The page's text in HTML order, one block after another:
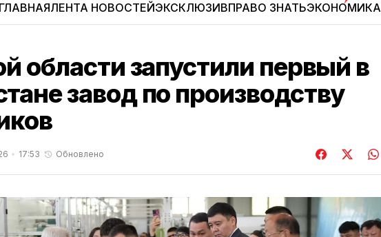
Economist.kg
ГЛАВНАЯЛЕНТА НОВОСТЕЙЭКСКЛЮЗИВПРАВО ЗНАТЬЭКОНОМИКА
области запустили первый в
завод по производству
17:53 Обновлено